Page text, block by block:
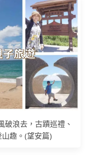
破浪去，古蹟巡禮、
趣。(望安篇)